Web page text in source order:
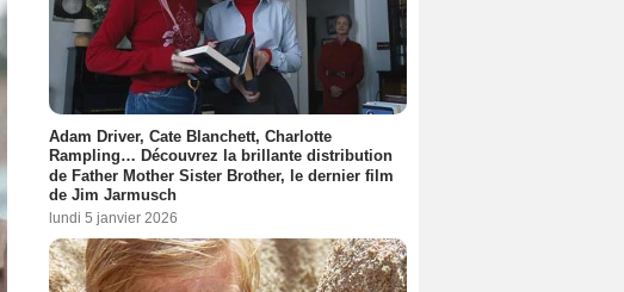
Adam Driver, Cate Blanchett, Charlotte
Rampling… Découvrez la brillante distribution
de Father Mother Sister Brother, le dernier film
de Jim Jarmusch
lundi 5 janvier 2026